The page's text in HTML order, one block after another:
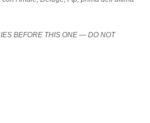
BEFORE THIS ONE — DO NOT